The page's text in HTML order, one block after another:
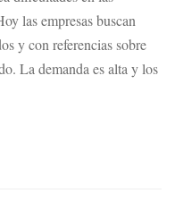
las empresas buscan
y con referencias sobre
La demanda es alta y los